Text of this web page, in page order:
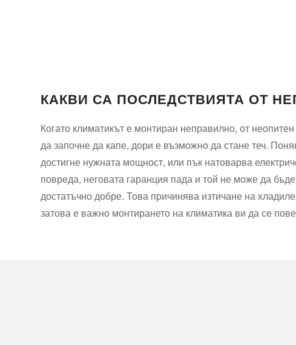
КАКВИ СА ПОСЛЕДСТВИЯТА ОТ
Когато климатикът е монтиран неправилно, от
да започне да капе, дори е възможно да стане теч.
достигне нужната мощност, или пък натоварва
повреда, неговата гаранция пада и той не може да
достатъчно добре. Това причинява изтичане на
затова е важно монтирането на климатика ви да се